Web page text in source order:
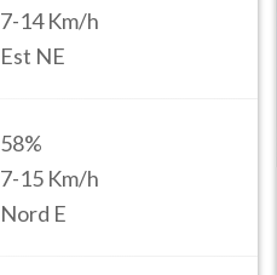
7-14Km/h
Est NE
58%
7-15 Km/h
Nord E